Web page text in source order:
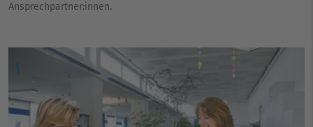
Ansprechpartner:innen.